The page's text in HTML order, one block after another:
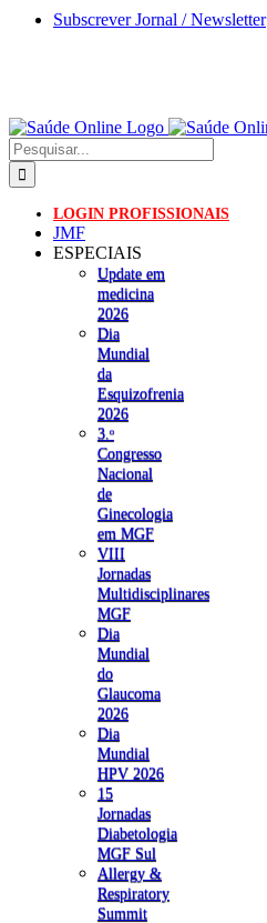
Skip
Subscrever Jornal / Newsletter
Pesquisar
LOGIN PROFISSIONAIS
JMF
ESPECIAIS
Update em
medicina
2026
Dia
Mundial
da
Esquizofrenia
2026
3.ᵒ
Congresso
Nacional
de
Ginecologia
em MGF
VIII
Jornadas
Multidisciplinares
MGF
Dia
Mundial
do
Glaucoma
2026
Dia
Mundial
HPV 2026
15
Jornadas
Diabetologia
MGF Sul
Allergy &
Respiratory
Summit